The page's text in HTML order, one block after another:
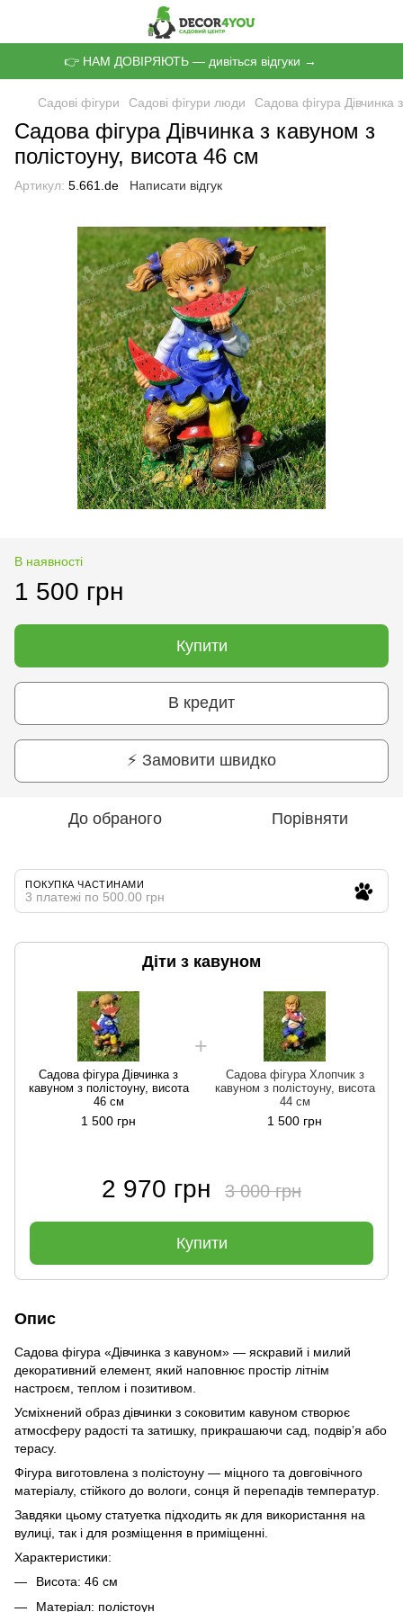
👉 НАМ ДОВІРЯЮТЬ — дивіться відгуки →
Садові фігури Садові фігури люди Садова фігура Дівчинка
Садова фігура Дівчинка з кавуном з
полістоуну, висота 46 см
Артикул: 5.661.de Написати відгук
В наявності
1 500 грн
Купити
В кредит
⚡ Замовити швидко
До обраного Порівняти
ПОКУПКА ЧАСТИНАМИ
3 платежі по 500.00 грн
Діти з кавуном
Садова фігура Дівчинка з
кавуном з полістоуну, висота
46 см
1 500 грн
Садова фігура Хлопчик з
кавуном з полістоуну, висота
44 см
1 500 грн
2 970 грн 3 000 грн
Купити
Опис
Садова фігура «Дівчинка з кавуном» — яскравий і милий
декоративний елемент, який наповнює простір літнім
настроєм, теплом і позитивом.
Усміхнений образ дівчинки з соковитим кавуном створює
атмосферу радості та затишку, прикрашаючи сад, подвірʼя або
терасу.
Фігура виготовлена з полістоуну — міцного та довговічного
матеріалу, стійкого до вологи, сонця й перепадів температур.
Завдяки цьому статуетка підходить як для використання на
вулиці, так і для розміщення в приміщенні.
Характеристики:
Висота: 46 см
Матеріал: полістоун